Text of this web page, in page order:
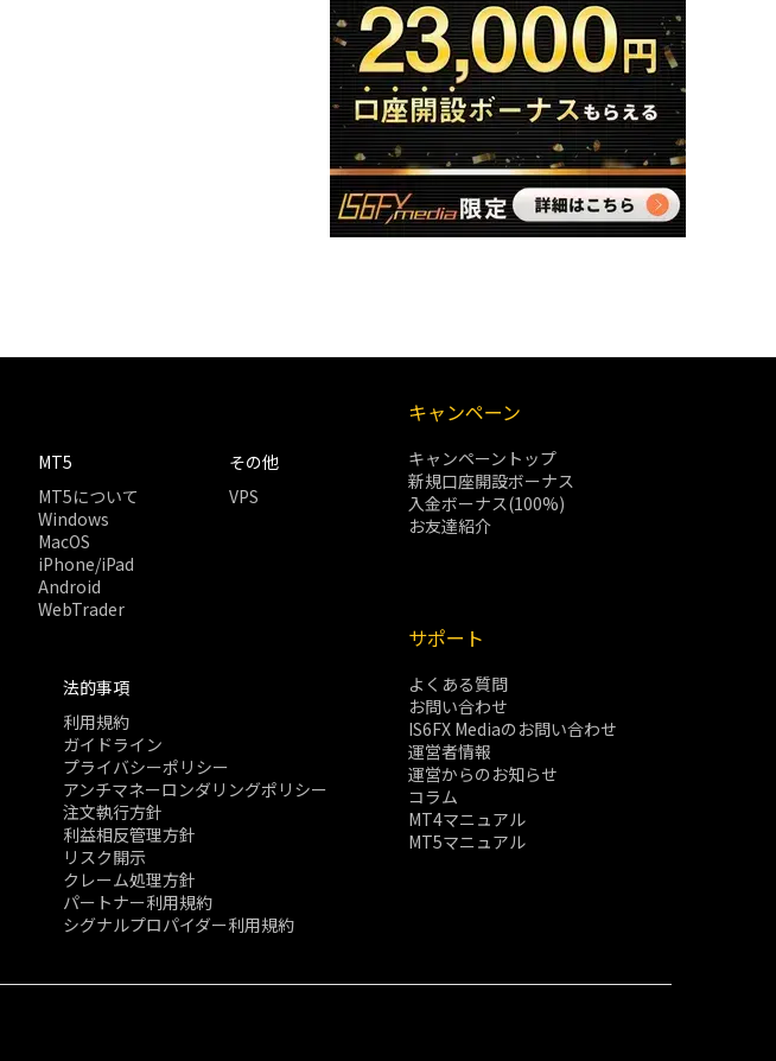
MT5
MT5について
Windows
MacOS
iPhone/iPad
Android
WebTrader
その他
VPS
キャンペーン
キャンペーントップ
新規口座開設ボーナス
入金ボーナス(100%)
お友達紹介
法的事項
利用規約
ガイドライン
プライバシーポリシー
アンチマネーロンダリングポリシー
注文執行方針
利益相反管理方針
リスク開示
クレーム処理方針
パートナー利用規約
シグナルプロパイダー利用規約
サポート
よくある質問
お問い合わせ
IS6FX Mediaのお問い合わせ
運営者情報
運営からのお知らせ
コラム
MT4マニュアル
MT5マニュアル